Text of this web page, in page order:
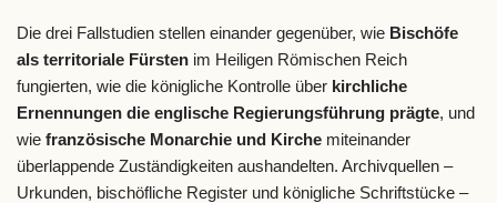
Die drei Fallstudien stellen einander gegenüber, wie Bischöfe
als territoriale Fürsten im Heiligen Römischen Reich
fungierten, wie die königliche Kontrolle über kirchliche
Ernennungen die englische Regierungsführung prägte, und
wie französische Monarchie und Kirche miteinander
überlappende Zuständigkeiten aushandelten. Archivquellen –
Urkunden, bischöfliche Register und königliche Schriftstücke –